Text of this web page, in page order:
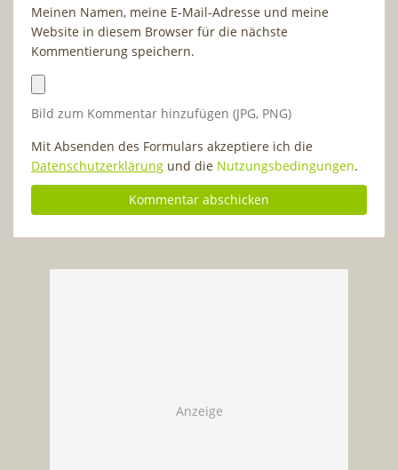
Meinen Namen, meine E-Mail-Adresse und meine
Website in diesem Browser für die nächste
Kommentierung speichern.
Bild zum Kommentar hinzufügen (JPG, PNG)
Mit Absenden des Formulars akzeptiere ich die
Datenschutzerklärung und die Nutzungsbedingungen.